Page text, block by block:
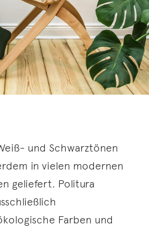
und Schwarztönen
in vielen modernen
geliefert. Politura
Farben und